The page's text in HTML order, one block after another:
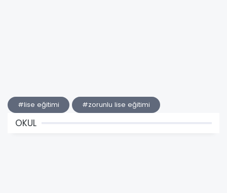
#lise eğitimi #zorunlu lise eğitimi
OKUL